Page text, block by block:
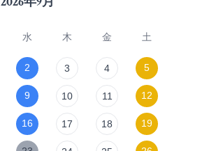
水 木 金 土
2 3 4 5
9 10 11 12
16 17 18 19